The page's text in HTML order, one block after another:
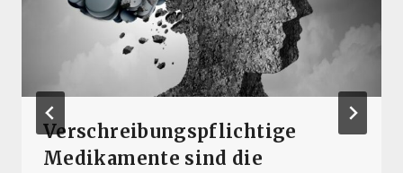
Verschreibungspflichtige
Medikamente sind die